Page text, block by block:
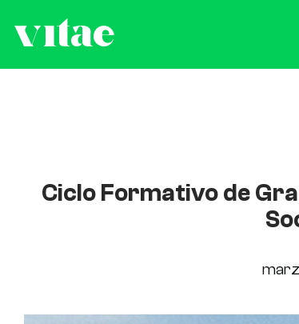
Ciclo Formativo de